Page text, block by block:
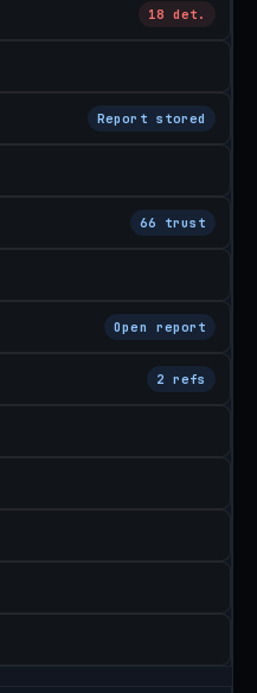
18 det.
Report stored
66 trust
Open report
2 refs